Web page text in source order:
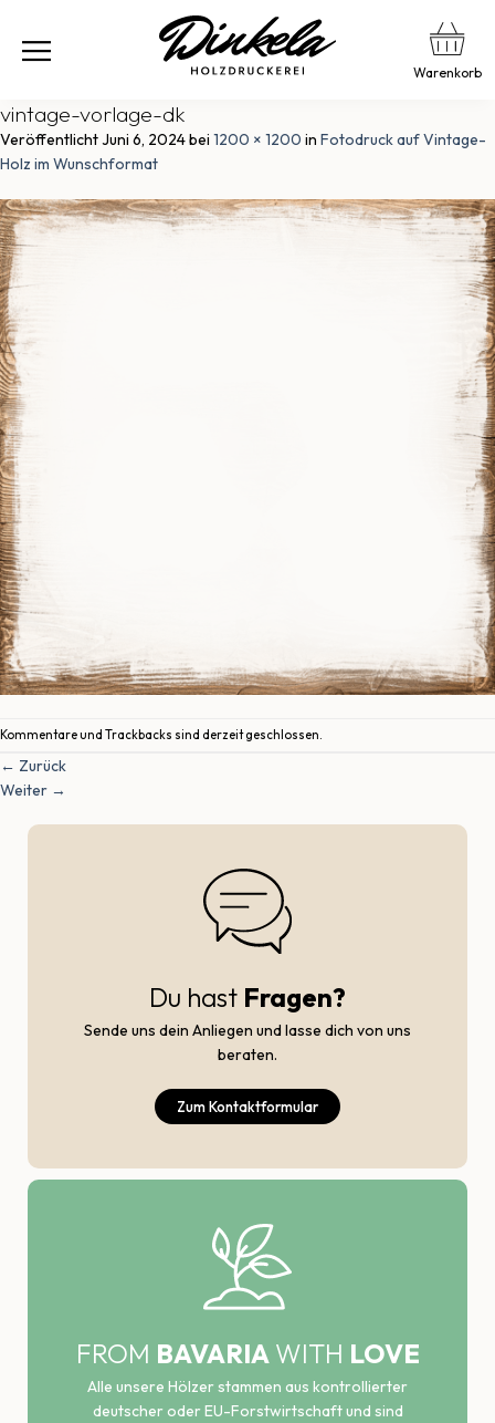
Warenkorb
vintage-vorlage-dk
VeröffentlichtJuni 6, 2024bei 1200 × 1200 in Fotodruck auf Vintage-
Holz im Wunschformat
Kommentare und Trackbacks sind derzeit geschlossen.
← Zurück
Weiter →
Du hast Fragen?
Sende uns dein Anliegen und lasse dich von uns
beraten.
Zum Kontaktformular
FROM BAVARIAWITH LOVE
Alle unsere Hölzer stammen aus kontrollierter
deutscher oder EU-Forstwirtschaft und sind